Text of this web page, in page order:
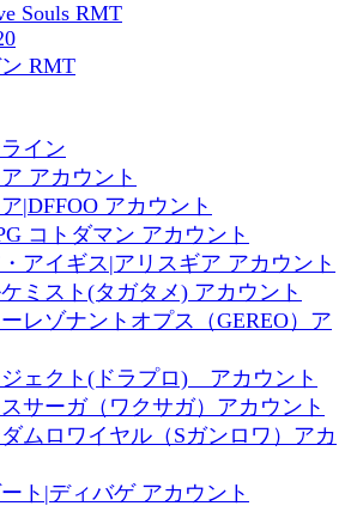
Souls RMT
RMT
イン
アカウント
|DFFOO アカウント
コトダマン アカウント
アイギス|アリスギア アカウント
ミスト(タガタメ) アカウント
レゾナントオプス（GEREO）ア
ジェクト(ドラプロ) アカウント
サーガ（ワクサガ）アカウント
ムロワイヤル（Sガンロワ）アカ
ト|ディバゲ アカウント